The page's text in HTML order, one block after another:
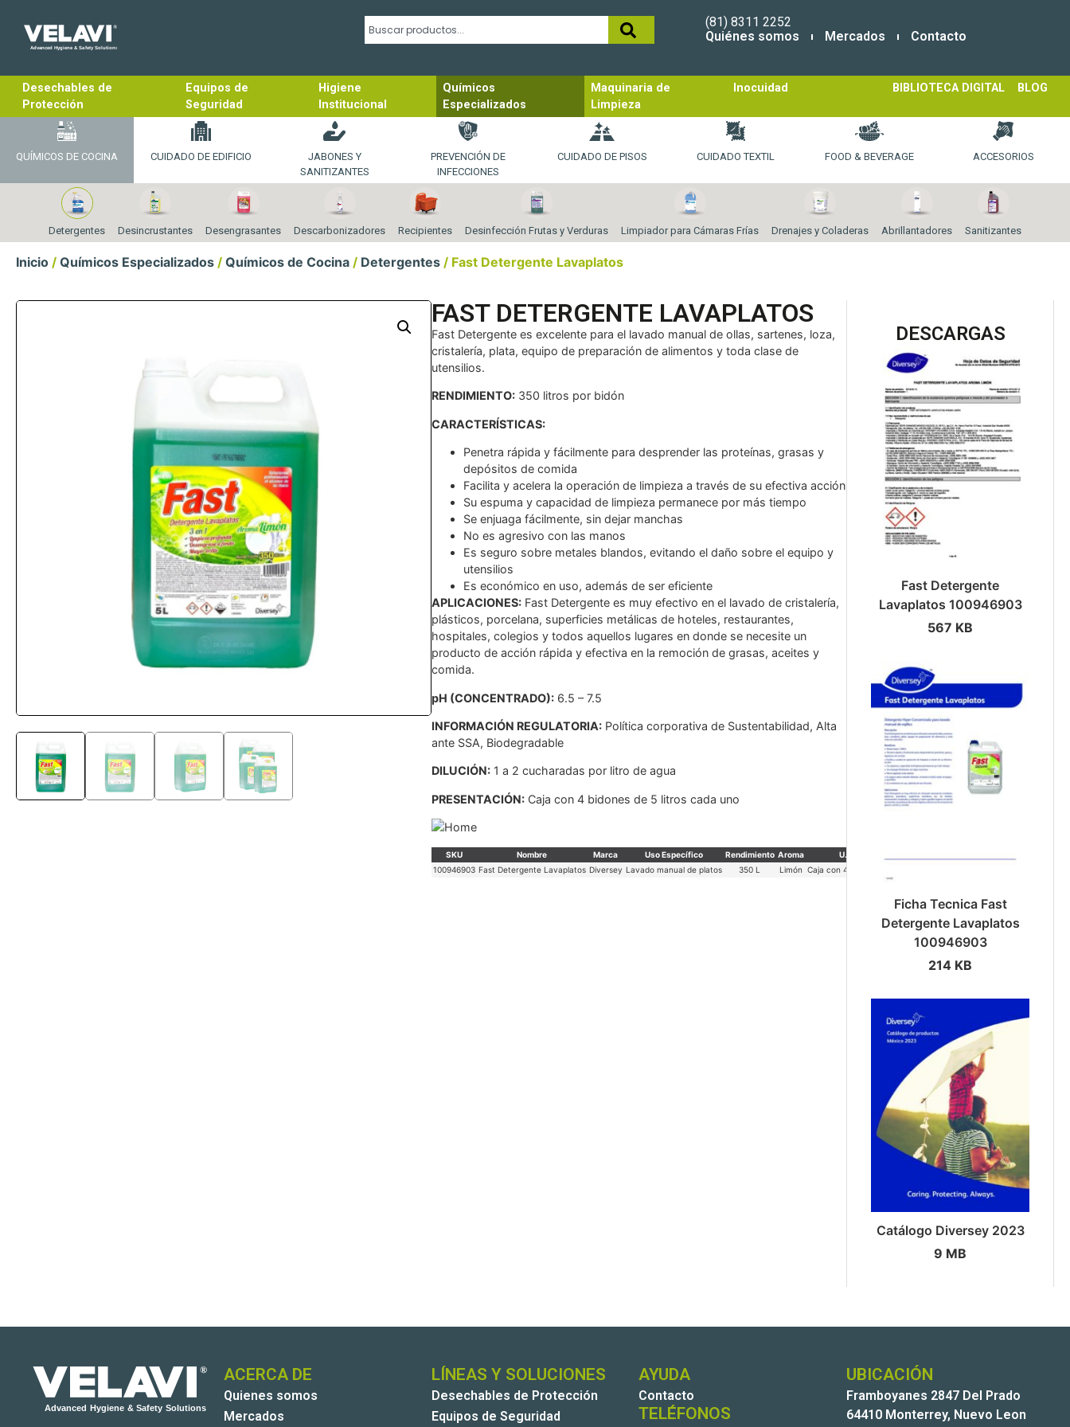
(81) 8311 2252
Quiénes somos
Mercados Contacto
Desechables de
Protección
Equipos de
Seguridad
Higiene
Institucional
Químicos
Especializados
Maquinaria de
Limpieza
Inocuidad BIBLIOTECA DIGITAL BLOG
QUÍMICOS DE COCINA CUIDADO DE EDIFICIO
JABONES Y
SANITIZANTES
PREVENCIÓN DE
INFECCIONES
CUIDADO DE PISOS CUIDADO TEXTIL FOOD & BEVERAGE ACCESORIOS
Detergentes Desincrustantes Desengrasantes Descarbonizadores Recipientes Desinfección Frutas y Verduras Limpiador para Cámaras Frías Drenajes y Coladeras Abrillantadores Sanitizantes
Inicio / Químicos Especializados / Químicos de Cocina / Detergentes / Fast Detergente Lavaplatos
FAST DETERGENTE LAVAPLATOS
Fast Detergente es excelente para el lavado manual de ollas, sartenes, loza,
cristalería, plata, equipo de preparación de alimentos y toda clase de
utensilios.
RENDIMIENTO:350 litros por bidón
CARACTERÍSTICAS:
Penetra rápida y fácilmente para desprender las proteínas, grasas y
depósitos de comida
Facilita y acelera la operación de limpieza a través de su efectiva acción
Su espuma y capacidad de limpieza permanece por más tiempo
Se enjuaga fácilmente, sin dejar manchas
No es agresivo con las manos
Es seguro sobre metales blandos, evitando el daño sobre el equipo y
utensilios
Es económico en uso, además de ser eficiente
APLICACIONES:Fast Detergente es muy efectivo en el lavado de cristalería,
plásticos, porcelana, superficies metálicas de hoteles, restaurantes,
hospitales, colegios y todos aquellos lugares en donde se necesite un
producto de acción rápida y efectiva en la remoción de grasas, aceites y
comida.
pH (CONCENTRADO):6.5 – 7.5
INFORMACIÓN REGULATORIA:Política corporativa de Sustentabilidad, Alta
ante SSA, Biodegradable
DILUCIÓN:1 a 2 cucharadas por litro de agua
PRESENTACIÓN:Caja con 4 bidones de 5 litros cada uno
SKU Nombre Marca Uso Específico Rendimiento Aroma
U. Venta
100946903 Fast Detergente Lavaplatos Diversey Lavado manual de platos 350 L Limón Caja con 4 bidones de 5L
DESCARGAS
Fast Detergente
Lavaplatos 100946903
567 KB
Ficha Tecnica Fast
Detergente Lavaplatos
100946903
214 KB
Catálogo Diversey 2023
9 MB
ACERCA DE
Quienes somos
Mercados
LÍNEAS Y SOLUCIONES
Desechables de Protección
Equipos de Seguridad
AYUDA
Contacto
TELÉFONOS
UBICACIÓN
Framboyanes 2847 Del Prado
64410 Monterrey, Nuevo Leon